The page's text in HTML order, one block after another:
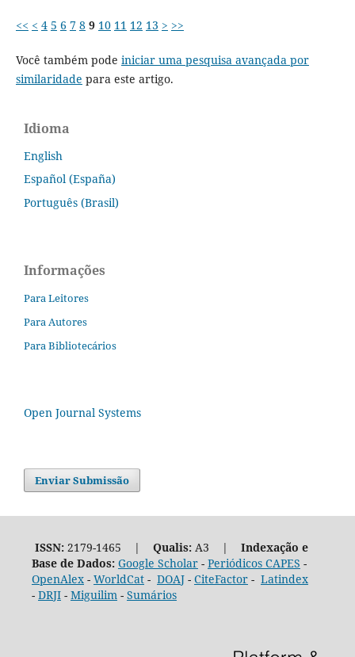
<< < 4 5 6 7 8 9 10 11 12 13 > >>
Você também pode iniciar uma pesquisa avançada por
similaridade para este artigo.
Idioma
English
Español (España)
Português (Brasil)
Informações
Para Leitores
Para Autores
Para Bibliotecários
Open Journal Systems
Enviar Submissão
ISSN:2179-1465 | Qualis:A3 | Indexação e
Base de Dados: Google Scholar- Periódicos CAPES -
OpenAlex- WorldCat- DOAJ- CiteFactor- Latindex
- DRJI- Miguilim- Sumários